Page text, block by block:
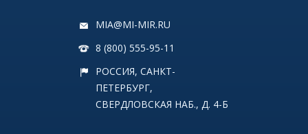
MIA@MI-MIR.RU
8 (800) 555-95-11
РОССИЯ, САНКТ-
ПЕТЕРБУРГ,
СВЕРДЛОВСКАЯ НАБ., Д. 4-Б